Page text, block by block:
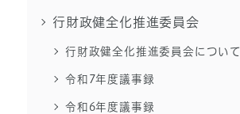
行財政健全化推進委員会
行財政健全化推進委員会について
令和7年度議事録
令和6年度議事録